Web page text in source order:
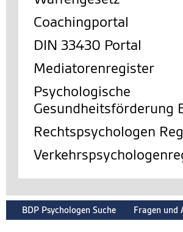
Coachingportal
DIN 33430 Portal
Mediatorenregister
Psychologische
Gesundheitsförderung
Rechtspsychologen
BDP Psychologen Suche Fragen und